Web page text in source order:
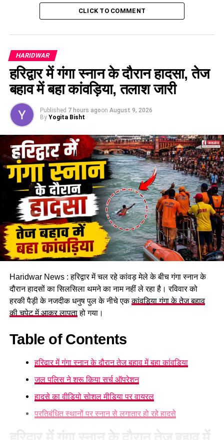
RELATED TOPICS:
CABINATE MINISTER DHAN SINGH RAWAT
UTTRAKHAND NEWS
UP NEXT
दिल्ली ब्लास्ट के बाद एक्शन में दून पुलिस,चल रहा चेकिंग अभियान
DON'T MISS
शीतलहर की दस्तकः प्रशासन ने शुरू की बचाव तैयारियां
CLICK TO COMMENT
HARIDWAR
हरिद्वार में गंगा स्नान के दौरान हादसा, तेज
बहाव में बहा कांवड़िया, तलाश जारी
Published 7 hours agoon August 9, 2026
By Yogita Bisht
Haridwar News : हरिद्वार में चल रहे कांवड़ मेले के बीच गंगा स्नान के
दौरान हादसों का सिलसिला थमने का नाम नहीं ले रहा है। रविवार को
हरकी पैड़ी के नजदीक धनुष पुल के नीचे एककांवड़िया गंगा के तेज बहाव
की चपेट में आकर लापताहो गया।
Table of Contents
हरिद्वार में गंगा स्नान के दौरान तेज बहाव में बहा कांवड़िया
जल पुलिस ने शुरू किया सर्च ऑपरेशन
हादसे का वीडियो सोशल मीडिया पर वायरल
प्रतिबंधित स्थानों पर स्नान से लगातार हो रहे हादसे